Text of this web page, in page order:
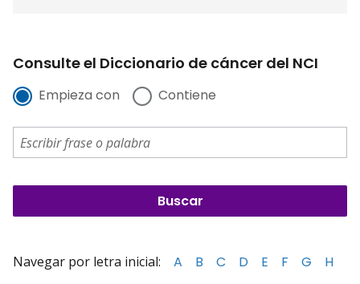
Consulte el Diccionario de cáncer del NCI
Empieza con Contiene
Navegar por letra inicial: A B C D E F G
H